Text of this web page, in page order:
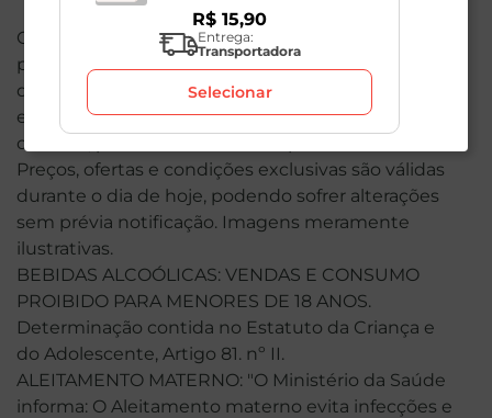
O valor total de sua compra poderá ser alterado
por conta dos produtos de peso variável. Em caso
de indisponibilidade, o produto não será entregue
e, por isso, o valor correspondente não será
cobrado, podendo ser alterado para menos.
Preços, ofertas e condições exclusivas são válidas
durante o dia de hoje, podendo sofrer alterações
sem prévia notificação. Imagens meramente
ilustrativas.
BEBIDAS ALCOÓLICAS: VENDAS E CONSUMO
PROIBIDO PARA MENORES DE 18 ANOS.
Determinação contida no Estatuto da Criança e
do Adolescente, Artigo 81. nº II.
ALEITAMENTO MATERNO: "O Ministério da Saúde
informa: O Aleitamento materno evita infecções e
R$ 15,90
Entrega:
Transportadora
Selecionar